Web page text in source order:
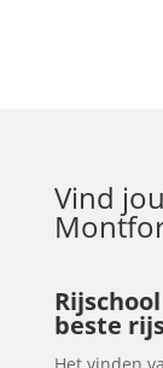
Vind
beste